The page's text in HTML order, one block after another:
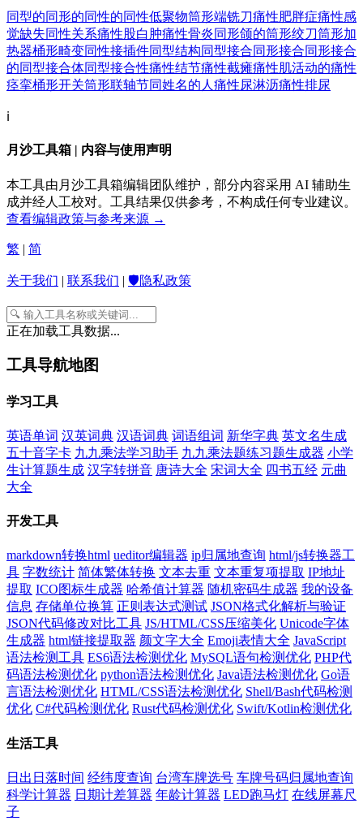
同型的同形的同性的同性低聚物筒形端铣刀痛性肥胖症痛性感
觉缺失同性关系痛性股白肿痛性骨炎同形颌的筒形绞刀筒形加
热器桶形畸变同性接插件同型结构同型接合同形接合同形接合
的同型接合体同型接合性痛性结节痛性截瘫痛性肌活动的痛性
痉挛桶形开关筒形联轴节同姓名的人 痛性尿淋沥痛性排尿
ℹ️
月沙工具箱 | 内容与使用声明
本工具由月沙工具箱编辑团队维护，部分内容采用 AI 辅助生
成并经人工校对。工具结果仅供参考，不构成任何专业建议。
查看编辑政策与参考来源 →
繁 | 简
关于我们 | 联系我们 | 🛡️隐私政策
正在加载工具数据...
工具导航地图
学习工具
英语单词 汉英词典 汉语词典 词语组词 新华字典 英文名生成
五十音字卡 九九乘法学习助手 九九乘法题练习题生成器 小学
生计算题生成 汉字转拼音 唐诗大全 宋词大全 四书五经 元曲
大全
开发工具
markdown转换html ueditor编辑器 ip归属地查询 html/js转换器工
具 字数统计 简体繁体转换 文本去重 文本重复项提取 IP地址
提取 ICO图标生成器 哈希值计算器 随机密码生成器 我的设备
信息 存储单位换算 正则表达式测试 JSON格式化解析与验证
JSON代码修改对比工具 JS/HTML/CSS压缩美化 Unicode字体
生成器 html链接提取器 颜文字大全 Emoji表情大全 JavaScript
语法检测工具 ES6语法检测优化 MySQL语句检测优化 PHP代
码语法检测优化 python语法检测优化 Java语法检测优化 Go语
言语法检测优化 HTML/CSS语法检测优化 Shell/Bash代码检测
优化 C#代码检测优化 Rust代码检测优化 Swift/Kotlin检测优化
生活工具
日出日落时间 经纬度查询 台湾车牌选号 车牌号码归属地查询
科学计算器 日期计差算器 年龄计算器 LED跑马灯 在线屏幕尺
子